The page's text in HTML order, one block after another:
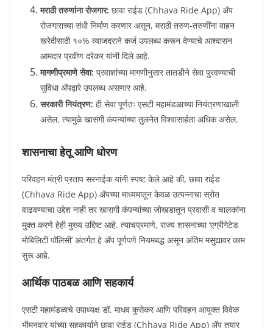
मराठी तरुणांना रोजगार: छावा राईड (Chhava Ride App) ॲप
रोजगाराच्या संधी निर्माण करणार असून, मराठी तरुण-तरुणींना वाहन
खरेदीसाठी १०% व्याजदराने कर्ज उपलब्ध करून देण्याचे आश्वासन
आमदार प्रवीण दरेकर यांनी दिले आहे.
मागणीप्रमाणे सेवा: प्रवाशांच्या मागणीनुसार तातडीने सेवा पुरवण्याची
सुविधा ॲपद्वारे उपलब्ध असणार आहे.
सरकारी नियंत्रण: ही सेवा पूर्णतः एसटी महामंडळाच्या नियंत्रणाखाली
असेल. त्यामुळे खासगी कंपन्यांच्या तुलनेत विश्वासार्हता अधिक असेल.
शासनाचा हेतू आणि धोरण
परिवहन मंत्री प्रताप सरनाईक यांनी स्पष्ट केले आहे की, छावा राईड
(Chhava Ride App) ॲपच्या माध्यमातून केवळ उत्पन्नाचा स्रोत
वाढवण्याचा उद्देश नाही तर खासगी कंपन्यांच्या जोखडातून प्रवासी व चालकांना
मुक्त करणे हेही मुख्य उद्दिष्ट आहे. त्याचप्रमाणे, राज्य शासनाच्या ‘एग्रीगेटेड
मोबिलिटी पॉलिसी’ अंतर्गत हे ॲप पूर्णपणे नियमबद्ध असून अंतिम मसुद्यावर काम
सुरू आहे.
आर्थिक पाठबळ आणि सहकार्य
एसटी महामंडळाचे उपाध्यक्ष डॉ. माधव कुसेकर आणि परिवहन आयुक्त विवेक
भीमनवार यांच्या सहकार्याने छावा राईड (Chhava Ride App) ॲप तयार